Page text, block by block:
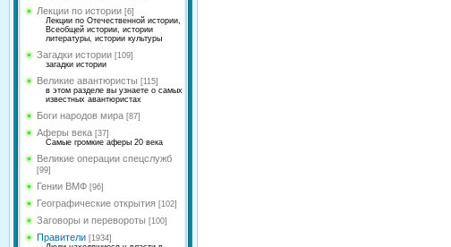
Лекции по истории [6]
Лекции по Отечественной истории,
Всеобщей истории, истории
литературы, истории культуры
Загадки истории [109]
загадки истории
Великие авантюристы [115]
в этом разделе вы узнаете о самых
известных авантюристах
Боги народов мира [87]
Аферы века [37]
Самые громкие аферы 20 века
Великие операции спецслужб
[99]
Гении ВМФ [96]
Географические открытия [102]
Заговоры и перевороты [100]
Правители [1934]